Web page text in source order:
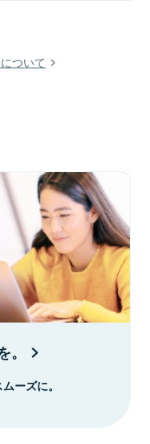
ついて
ーズに。